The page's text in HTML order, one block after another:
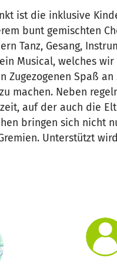
ist die inklusive
bunt gemischten
Tanz, Gesang,
Musical, welches
Zugezogenen Spaß
machen. Neben
auf der auch die
bringen sich nicht
Unterstützt